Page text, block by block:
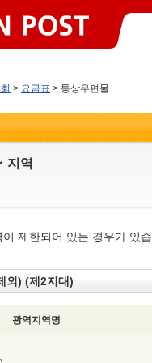
> 요금표 > 통상우편물
지역
제한되어 있는 경우가 있습
외) (제2지대)
광역지역명